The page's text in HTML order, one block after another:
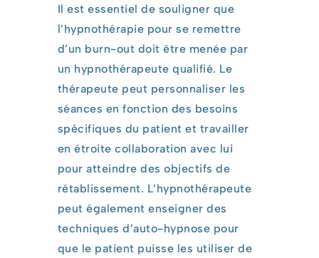
Il est essentiel de souligner que
l’hypnothérapie pour se remettre
d’un burn-out doit être menée par
un hypnothérapeute qualifié. Le
thérapeute peut personnaliser les
séances en fonction des besoins
spécifiques du patient et travailler
en étroite collaboration avec lui
pour atteindre des objectifs de
rétablissement. L’hypnothérapeute
peut également enseigner des
techniques d’auto-hypnose pour
que le patient puisse les utiliser de